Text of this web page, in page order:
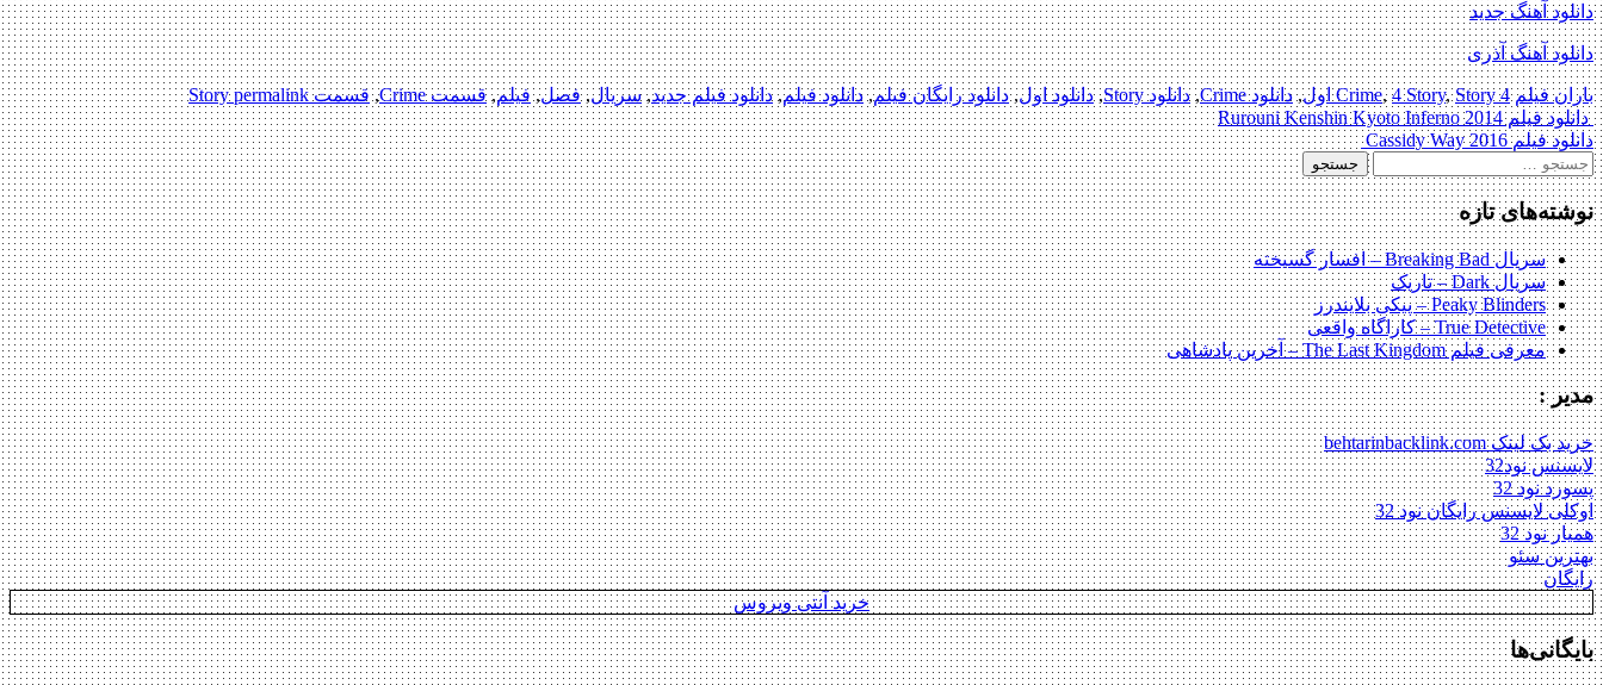
دانلود آهنگ جدید
دانلود آهنگ آذری
باران فیلم 4 Crime
, 4 Story,Story اول ,دانلود Crime , دانلود Story ,دانلود اول,دانلود رایگان فیلم,دانلود فیلم, دانلود فیلم جدید, سریال,فصل,فیلم, قسمت Crime ,قسمت Storypermalink
Post
navigation
دانلود فیلم Rurouni Kenshin Kyoto Inferno 2014
دانلود فیلم Cassidy Way 2016
جستجو
برای:
نوشته‌های تازه
سریال Breaking Bad – افسار گسیخته
سریال Dark – تاریک
Peaky Blinders – پیکی بلایندرز
True Detective – کاراگاه واقعی
معرفی فیلم The Last Kingdom – آخرین پادشاهی
مدیر :
خرید بک لینک behtarinbacklink.com
لایسنس نود32
پسورد نود 32
اوکلی لایسنس رایگان نود 32
همیار نود 32
بهترین سئو
رایگان
خرید آنتی ویروس
بایگانی‌ها